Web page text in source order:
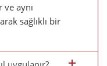
ve aynı
sağlıklı bir